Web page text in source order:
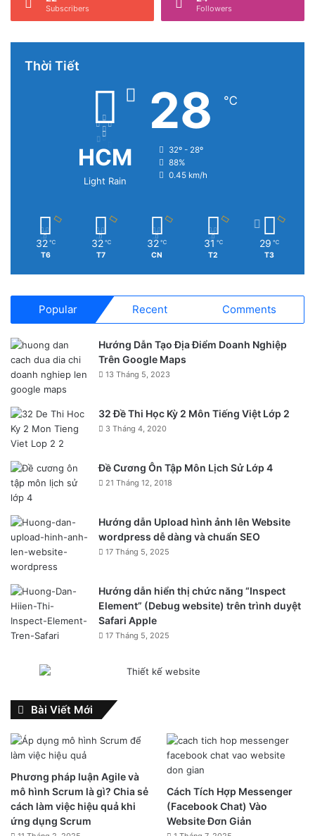
Subscribers Followers
Thời Tiết
HCM
Light Rain
28 ℃
32º - 28º
88%
0.45 km/h
32 ℃
T6
32 ℃
T7
32 ℃
CN
31 ℃
T2
29 ℃
T3
Popular Recent Comments
Hướng Dẫn Tạo Địa Điểm Doanh Nghiệp
Trên Google Maps
13 Tháng 5, 2023
32 Đề Thi Học Kỳ 2 Môn Tiếng Việt Lớp 2
3 Tháng 4, 2020
Đề Cương Ôn Tập Môn Lịch Sử Lớp 4
21 Tháng 12, 2018
Hướng dẫn Upload hình ảnh lên Website
wordpress dễ dàng và chuẩn SEO
17 Tháng 5, 2025
Hướng dẫn hiển thị chức năng “Inspect
Element” (Debug website) trên trình duyệt
Safari Apple
17 Tháng 5, 2025
Bài Viết Mới
Phương pháp luận Agile và
mô hình Scrum là gì? Chia sẻ
cách làm việc hiệu quả khi
ứng dụng Scrum
Cách Tích Hợp Messenger
(Facebook Chat) Vào
Website Đơn Giản